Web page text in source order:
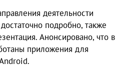
деятельности
подробно, также
Анонсировано, что в
приложения для